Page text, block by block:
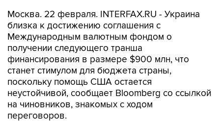
Москва. 22 февраля. INTERFAX.RU - Украина
близка к достижению соглашения с
Международным валютным фондом о
получении следующего транша
финансирования в размере $900 млн, что
станет стимулом для бюджета страны,
поскольку помощь США остается
неустойчивой, сообщает Bloomberg со ссылкой
на чиновников, знакомых с ходом
переговоров.